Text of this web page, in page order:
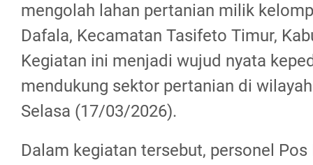
mengolah lahan pertanian milik
Dafala, Kecamatan Tasifeto Timur,
Kegiatan ini menjadi wujud nyata
mendukung sektor pertanian di
Selasa (17/03/2026).
Dalam kegiatan tersebut, personel